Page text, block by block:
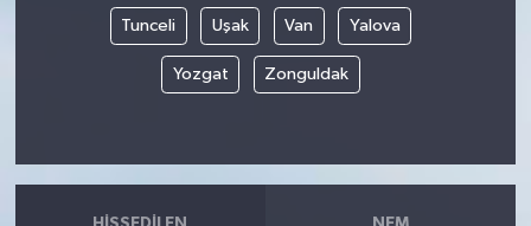
Tunceli Uşak Van Yalova
Yozgat Zonguldak